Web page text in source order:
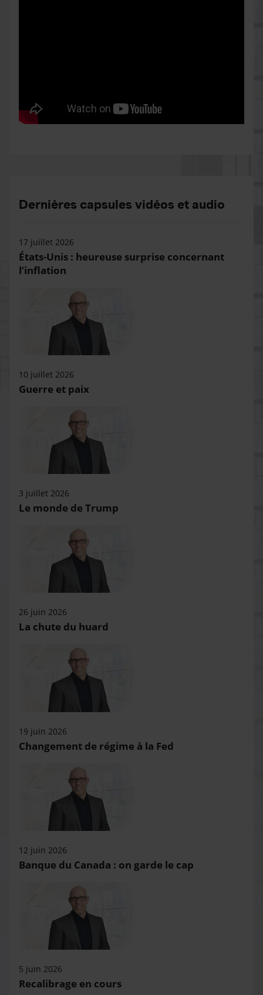
Dernières capsules vidéos et audio
17 juillet 2026
États-Unis : heureuse surprise concernant
l’inflation
10 juillet 2026
Guerre et paix
3 juillet 2026
Le monde de Trump
26 juin 2026
La chute du huard
19 juin 2026
Changement de régime à la Fed
12 juin 2026
Banque du Canada : on garde le cap
5 juin 2026
Recalibrage en cours